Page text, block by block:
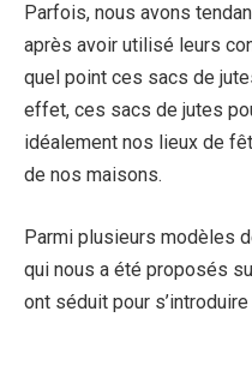
Parfois, nous avons
après avoir utilisé leurs
quel point ces sacs de
effet, ces sacs de jutes
idéalement nos lieux de
de nos maisons.
Parmi plusieurs modèles
qui nous a été proposés
ont séduit pour